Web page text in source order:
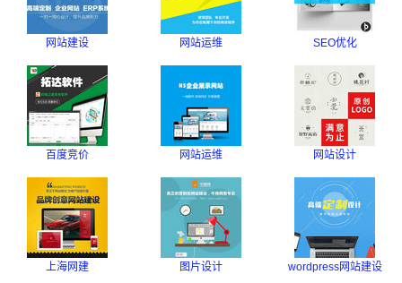
网站建设 网站运维 SEO优化
百度竞价 网站运维 网站设计
上海网建 图片设计 wordpress网站建设